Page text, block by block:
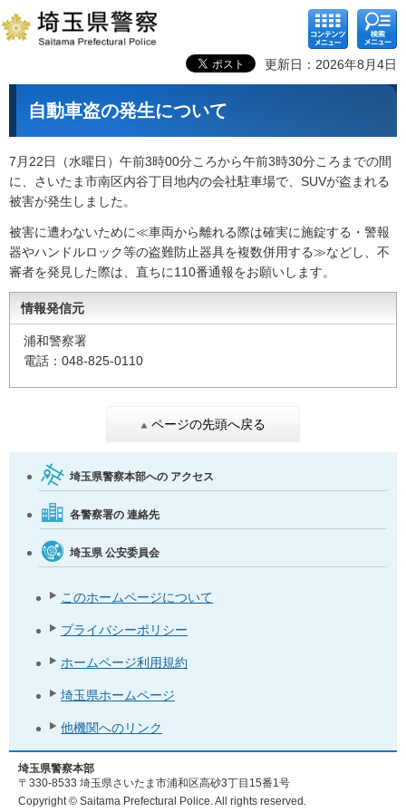
コンテ
ンツメ
ニュー
検索メ
ニュー
更新日：2026年8月4日
自動車盗の発生について
7月22日（水曜日）午前3時00分ころから午前3時30分ころまでの間
に、さいたま市南区内谷丁目地内の会社駐車場で、SUVが盗まれる
被害が発生しました。
被害に遭わないために≪車両から離れる際は確実に施錠する・警報
器やハンドルロック等の盗難防止器具を複数併用する≫などし、不
審者を発見した際は、直ちに110番通報をお願いします。
情報発信元
浦和警察署
電話：048-825-0110
ページの先頭へ戻る
埼玉県警察本部への アクセス
各警察署の 連絡先
埼玉県 公安委員会
このホームページについて
プライバシーポリシー
ホームページ利用規約
埼玉県ホームページ
他機関へのリンク
埼玉県警察本部
〒330-8533 埼玉県さいたま市浦和区高砂3丁目15番1号
Copyright © Saitama Prefectural Police. All rights reserved.